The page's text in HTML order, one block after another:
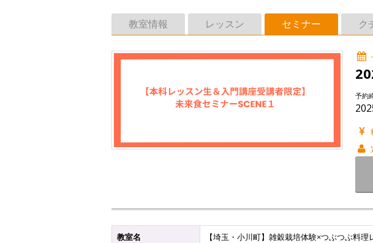
教室情報 レッスン セミナー ク
予約
教室名 【埼玉・小川町】雑穀栽培体験×つぶつぶ